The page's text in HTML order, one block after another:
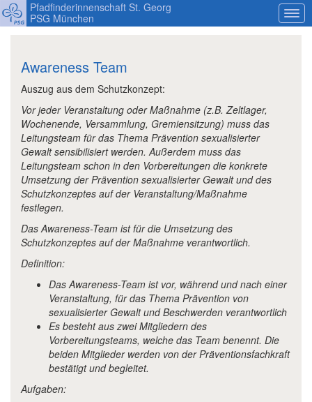
Pfadfinderinnenschaft St. Georg
PSG München
Awareness Team
Auszug aus dem Schutzkonzept:
Vor jeder Veranstaltung oder Maßnahme (z.B. Zeltlager,
Wochenende, Versammlung, Gremiensitzung) muss das
Leitungsteam für das Thema Prävention sexualisierter
Gewalt sensibilisiert werden. Außerdem muss das
Leitungsteam schon in den Vorbereitungen die konkrete
Umsetzung der Prävention sexualisierter Gewalt und des
Schutzkonzeptes auf der Veranstaltung/Maßnahme
festlegen.
Das Awareness-Team ist für die Umsetzung des
Schutzkonzeptes auf der Maßnahme verantwortlich.
Definition:
Das Awareness-Team ist vor, während und nach einer
Veranstaltung, für das Thema Prävention von
sexualisierter Gewalt und Beschwerden verantwortlich
Es besteht aus zwei Mitgliedern des
Vorbereitungsteams, welche das Team benennt. Die
beiden Mitglieder werden von der Präventionsfachkraft
bestätigt und begleitet.
Aufgaben: